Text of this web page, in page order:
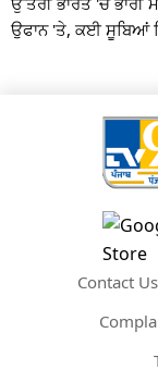
ਉਫਾਨ 'ਤੇ, ਕਈ ਸੂਬਿਆਂ
Contact Us